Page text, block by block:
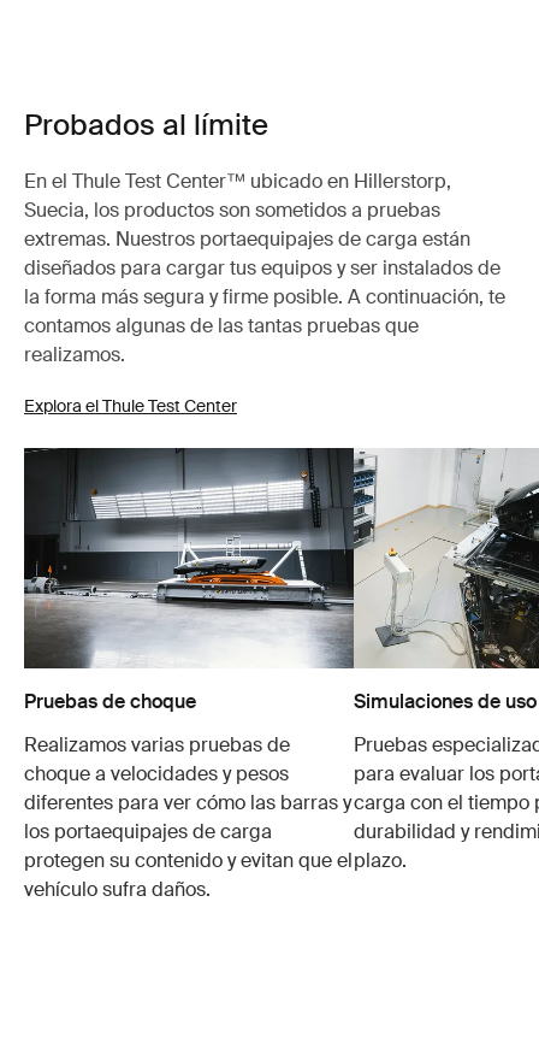
Probados al límite
En el Thule Test Center™ ubicado en Hillerstorp,
Suecia, los productos son sometidos a pruebas
extremas. Nuestros portaequipajes de carga están
diseñados para cargar tus equipos y ser instalados de
la forma más segura y firme posible. A continuación, te
contamos algunas de las tantas pruebas que
realizamos.
Explora el Thule Test Center
Pruebas de choque
Realizamos varias pruebas de
choque a velocidades y pesos
diferentes para ver cómo las barras y
los portaequipajes de carga
protegen su contenido y evitan que el
vehículo sufra daños.
Simulaciones de
Pruebas
para evaluar los
carga con el tiempo
durabilidad y
plazo.